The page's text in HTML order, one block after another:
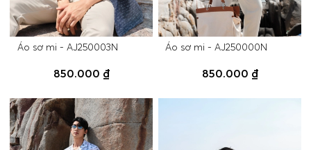
Áo sơ mi - AJ250003N
850.000 ₫
Áo sơ mi - AJ250000N
850.000 ₫